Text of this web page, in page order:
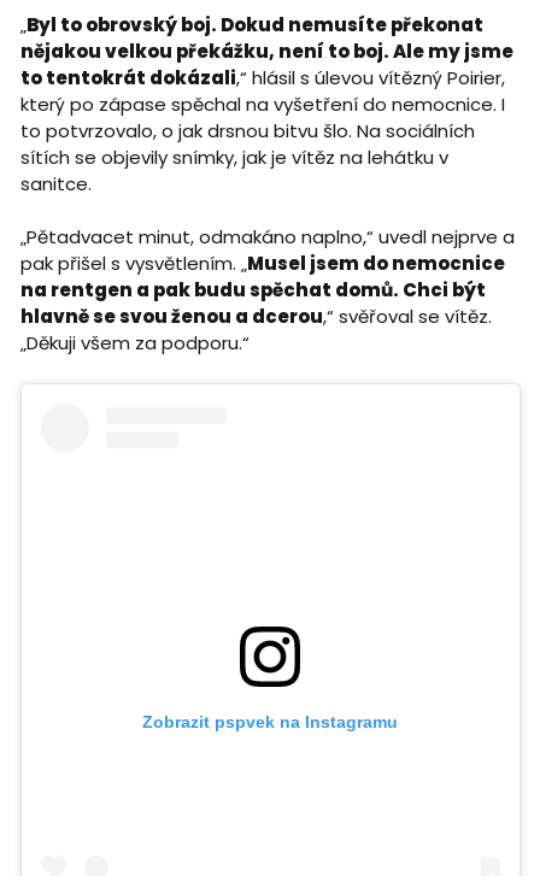
„Byl to obrovský boj. Dokud nemusíte překonat
nějakou velkou překážku, není to boj. Ale my jsme
to tentokrát dokázali,“ hlásil s úlevou vítězný Poirier,
který po zápase spěchal na vyšetření do nemocnice. I
to potvrzovalo, o jak drsnou bitvu šlo. Na sociálních
sítích se objevily snímky, jak je vítěz na lehátku v
sanitce.
„Pětadvacet minut, odmakáno naplno,“ uvedl nejprve a
pak přišel s vysvětlením. „Musel jsem do nemocnice
na rentgen a pak budu spěchat domů. Chci být
hlavně se svou ženou a dcerou,“ svěřoval se vítěz.
„Děkuji všem za podporu.“
Zobrazit pspvek na Instagramu